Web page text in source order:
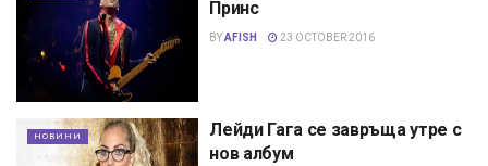
Принс
BYAFISH 23 OCTOBER 2016
НОВИНИ
Лейди Гага се завръща утре с
нов албум